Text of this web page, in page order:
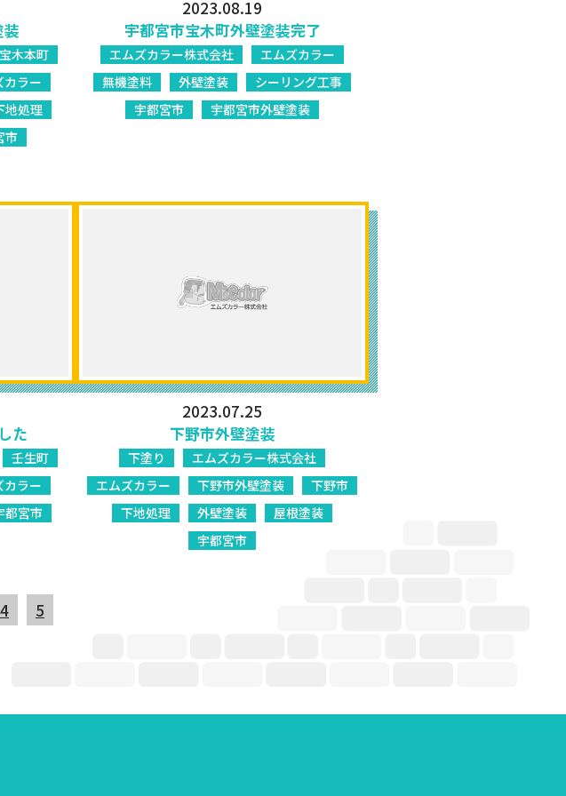
宝木本町
カラー
地処理
市
2023.08.19
宇都宮市宝木町外壁塗装完了
エムズカラー株式会社
エムズカラー
無機塗料
外壁塗装
シーリング工事
宇都宮市
宇都宮市外壁塗装
た
壬生町
カラー
都宮市
2023.07.25
下野市外壁塗装
下塗り
エムズカラー株式会社
エムズカラー
下野市外壁塗装
下野市
下地処理
外壁塗装
屋根塗装
宇都宮市
4 5